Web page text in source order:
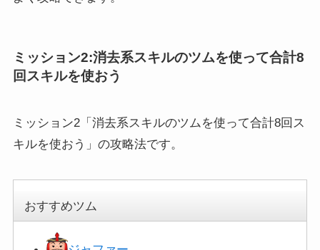
ミッション2:消去系スキルのツムを使って合計8
回スキルを使おう
ミッション2「消去系スキルのツムを使って合計8回ス
キルを使おう」の攻略法です。
おすすめツム